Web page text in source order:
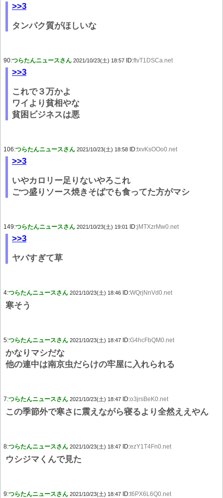
>>3
タンパク質がほしいな
90:つらたんニュースさん 2021/10/23(土) 18:57 ID:ftvT1DSCa.net
>>3
これで３万かよ
ワイより貧相やな
貧困ビジネスは悪
106:つらたんニュースさん 2021/10/23(土) 18:58 ID:txvKsOOo0.net
>>3
いやカロリー足りないやろこれ
ごつ盛りソース焼きそばでも食ってた方がマシ
149:つらたんニュースさん 2021/10/23(土) 19:01 ID:jMTXzrMw0.net
>>3
ヤバすぎて草
4:つらたんニュースさん 2021/10/23(土) 18:46 ID:WQrjNnVd0.net
寒そう
5:つらたんニュースさん 2021/10/23(土) 18:47 ID:G4hcFbQM0.net
かなりマシだな
他の連中は南京虫だらけの牢屋に入れられる
7:つらたんニュースさん 2021/10/23(土) 18:47 ID:o3jrsBeK0.net
この季節外で寒さに震えながら寝るより全然ええやん
8:つらたんニュースさん 2021/10/23(土) 18:47 ID:ezY1T4Fn0.net
ウシジマくんで見た
9:つらたんニュースさん 2021/10/23(土) 18:47 ID:t6PX6L6Q0.net